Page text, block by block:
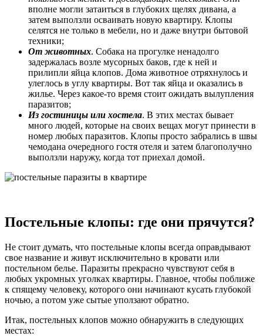
вполне могли затаиться в глубоких щелях дивана, а
затем выползли осваивать новую квартиру. Клопы
селятся не только в мебели, но и даже внутри бытовой
техники;
От животных. Собака на прогулке ненадолго
задержалась возле мусорных баков, где к ней и
прилипли яйца клопов. Дома животное отряхнулось и
улеглось в углу квартиры. Вот так яйца и оказались в
жилье. Через какое-то время стоит ожидать вылупления
паразитов;
Из гостиницы или хостела. В этих местах бывает
много людей, которые на своих вещах могут принести в
номер любых паразитов. Клопы просто забрались в швы
чемодана очередного гостя отеля и затем благополучно
выползли наружу, когда тот приехал домой.
Постельные клопы: где они прячутся?
Не стоит думать, что постельные клопы всегда оправдывают
свое название и живут исключительно в кровати или
постельном белье. Паразиты прекрасно чувствуют себя в
любых укромных уголках квартиры. Главное, чтобы поближе
к спящему человеку, которого они начинают кусать глубокой
ночью, а потом уже сытые уползают обратно.
Итак, постельных клопов можно обнаружить в следующих
местах: